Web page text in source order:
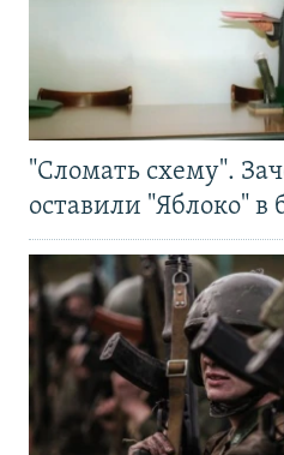
"Сломать схему".
оставили "Яблоко" в